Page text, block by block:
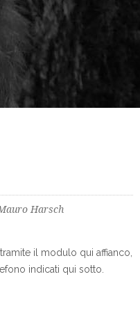
Harsch
il modulo qui affianco,
indicati qui sotto.